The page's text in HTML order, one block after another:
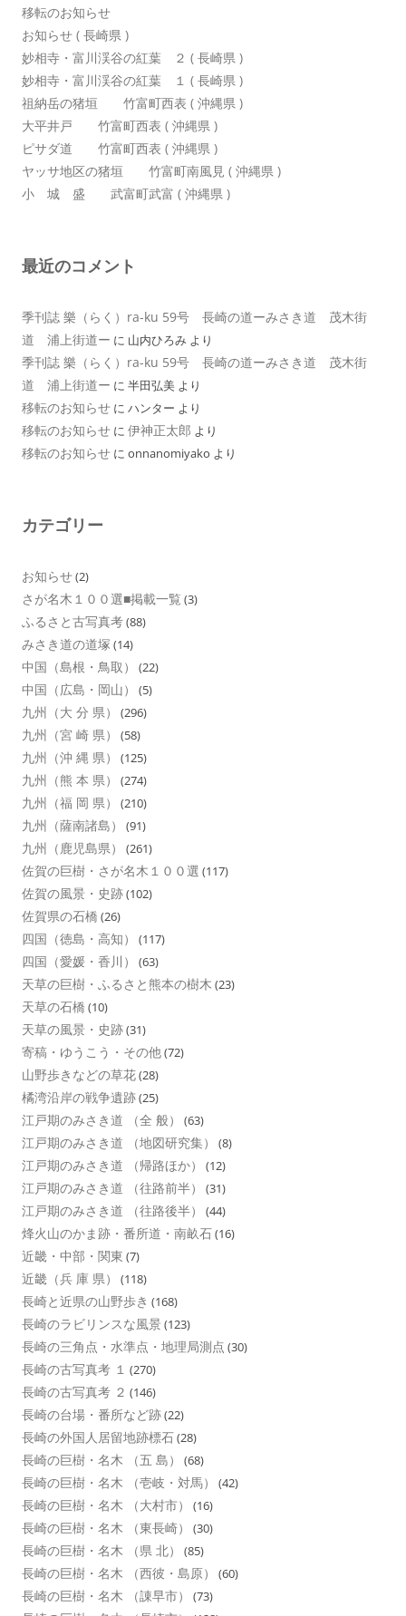
移転のお知らせ
お知らせ ( 長崎県 )
妙相寺・富川渓谷の紅葉 ２ ( 長崎県 )
妙相寺・富川渓谷の紅葉 １ ( 長崎県 )
祖納岳の猪垣 竹富町西表 ( 沖縄県 )
大平井戸 竹富町西表 ( 沖縄県 )
ピサダ道 竹富町西表 ( 沖縄県 )
ヤッサ地区の猪垣 竹富町南風見 ( 沖縄県 )
小 城 盛 武富町武富 ( 沖縄県 )
最近のコメント
季刊誌 樂（らく）ra-ku 59号 長崎の道ーみさき道 茂木街
道 浦上街道ー に 山内ひろみ より
季刊誌 樂（らく）ra-ku 59号 長崎の道ーみさき道 茂木街
道 浦上街道ー に 半田弘美 より
移転のお知らせ に ハンター より
移転のお知らせ に 伊神正太郎 より
移転のお知らせ に onnanomiyako より
カテゴリー
お知らせ(2)
さが名木１００選■掲載一覧 (3)
ふるさと古写真考(88)
みさき道の道塚 (14)
中国（島根・鳥取） (22)
中国（広島・岡山） (5)
九州（大 分 県） (296)
九州（宮 崎 県） (58)
九州（沖 縄 県） (125)
九州（熊 本 県） (274)
九州（福 岡 県） (210)
九州（薩南諸島） (91)
九州（鹿児島県） (261)
佐賀の巨樹・さが名木１００選 (117)
佐賀の風景・史跡(102)
佐賀県の石橋 (26)
四国（徳島・高知） (117)
四国（愛媛・香川） (63)
天草の巨樹・ふるさと熊本の樹木 (23)
天草の石橋 (10)
天草の風景・史跡(31)
寄稿・ゆうこう・その他(72)
山野歩きなどの草花(28)
橘湾沿岸の戦争遺跡(25)
江戸期のみさき道 （全 般） (63)
江戸期のみさき道 （地図研究集） (8)
江戸期のみさき道 （帰路ほか） (12)
江戸期のみさき道 （往路前半） (31)
江戸期のみさき道 （往路後半） (44)
烽火山のかま跡・番所道・南畝石(16)
近畿・中部・関東 (7)
近畿（兵 庫 県） (118)
長崎と近県の山野歩き (168)
長崎のラビリンスな風景 (123)
長崎の三角点・水準点・地理局測点 (30)
長崎の古写真考 １ (270)
長崎の古写真考 ２ (146)
長崎の台場・番所など跡(22)
長崎の外国人居留地跡標石(28)
長崎の巨樹・名木 （五 島） (68)
長崎の巨樹・名木 （壱岐・対馬） (42)
長崎の巨樹・名木 （大村市） (16)
長崎の巨樹・名木 （東長崎） (30)
長崎の巨樹・名木 （県 北） (85)
長崎の巨樹・名木 （西彼・島原） (60)
長崎の巨樹・名木 （諌早市） (73)